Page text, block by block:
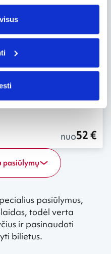
nuo52 €
nuo52 €
nuo52 €
pasiūlymų
pasiūlymus,
todėl verta
ir pasinaudoti
bilietus.